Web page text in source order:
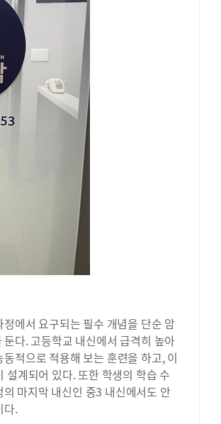
에서 요구되는 필수 개념을 단순 암
다. 고등학교 내신에서 급격히 높아
적으로 적용해 보는 훈련을 하고, 이
계되어 있다. 또한 학생의 학습 수
마지막 내신인 중3 내신에서도 안
다.